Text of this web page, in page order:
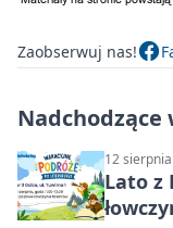
Zaobserwuj nas!
Nadchodzące
12
Lato z